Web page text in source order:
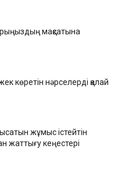
мақсатына
көретін нәрселерді қалай
жұмыс істейтін
жаттығу кеңестері